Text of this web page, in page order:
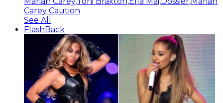
Carey Caution
See All
FlashBack